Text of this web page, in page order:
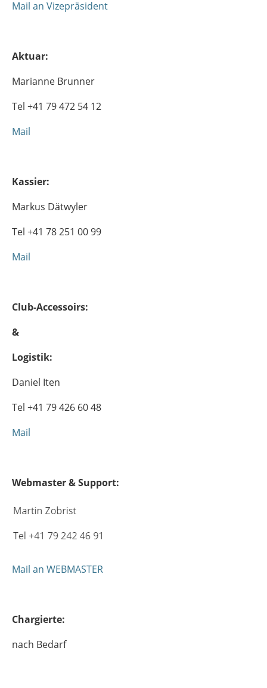
Mail an Vizepräsident
Aktuar:
Marianne Brunner
Tel +41 79 472 54 12
Mail
Kassier:
Markus Dätwyler
Tel +41 78 251 00 99
Mail
Club-Accessoirs:
&
Logistik:
Daniel Iten
Tel +41 79 426 60 48
Mail
Webmaster & Support:
Mail an WEBMASTER
Chargierte:
nach Bedarf